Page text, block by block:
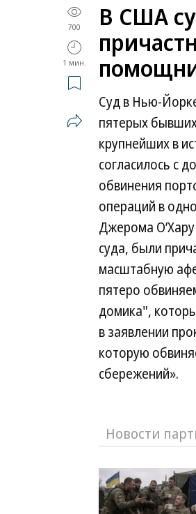
700
1 мин.
В США
Cуд в Нью-
пятерых
крупнейших в
согласилось с
обвинения
операций в
Джерома
суда, были
масштабную
пятеро
домика",
в заявлении
которую
сбережений».
Новости